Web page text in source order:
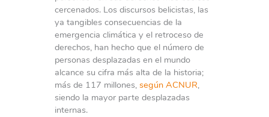
cercenados. Los discursos belicistas, las
ya tangibles consecuencias de la
emergencia climática y el retroceso de
derechos, han hecho que el número de
personas desplazadas en el mundo
alcance su cifra más alta de la historia;
más de 117 millones, según ACNUR,
siendo la mayor parte desplazadas
internas.